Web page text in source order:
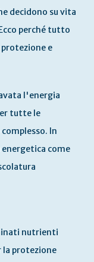
decidono su vita
perché tutto
e
l'energia
tutte le
In
come
nutrienti
la protezione